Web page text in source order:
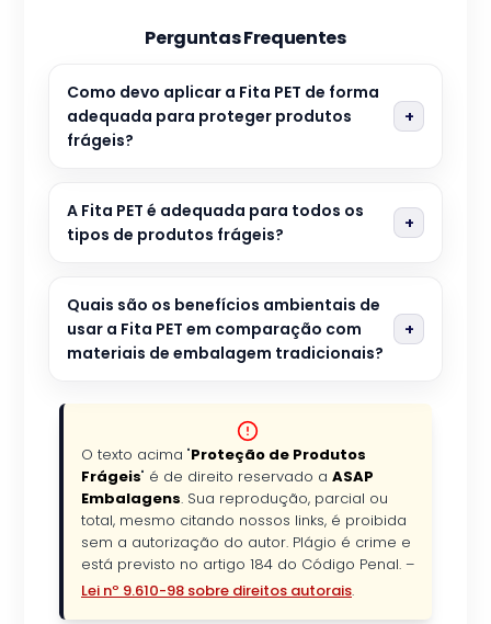
Perguntas Frequentes
Como devo aplicar a Fita PET de forma
adequada para proteger produtos
frágeis?
A Fita PET é adequada para todos os
tipos de produtos frágeis?
Quais são os benefícios ambientais de
usar a Fita PET em comparação com
materiais de embalagem tradicionais?
O texto acima "Proteção de Produtos
Frágeis" é de direito reservado a ASAP
Embalagens. Sua reprodução, parcial ou
total, mesmo citando nossos links, é proibida
sem a autorização do autor. Plágio é crime e
está previsto no artigo 184 do Código Penal. –
Lei nº 9.610-98 sobre direitos autorais.